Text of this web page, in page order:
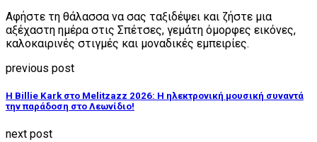
Αφήστε τη θάλασσα να σας ταξιδέψει και ζήστε μια
αξέχαστη ημέρα στις Σπέτσες, γεμάτη όμορφες εικόνες,
καλοκαιρινές στιγμές και μοναδικές εμπειρίες.
previous post
Η Billie Kark στο Melitzazz 2026: Η ηλεκτρονική μουσική συναντά
την παράδοση στο Λεωνίδιο!
next post